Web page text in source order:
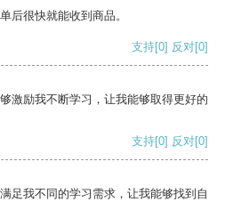
后很快就能收到商品。
支持[0] 反对[0]
激励我不断学习，让我能够取得更好的
支持[0] 反对[0]
足我不同的学习需求，让我能够找到自